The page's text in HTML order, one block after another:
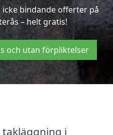
bindande offerter på
– helt gratis!
och utan förpliktelser
i